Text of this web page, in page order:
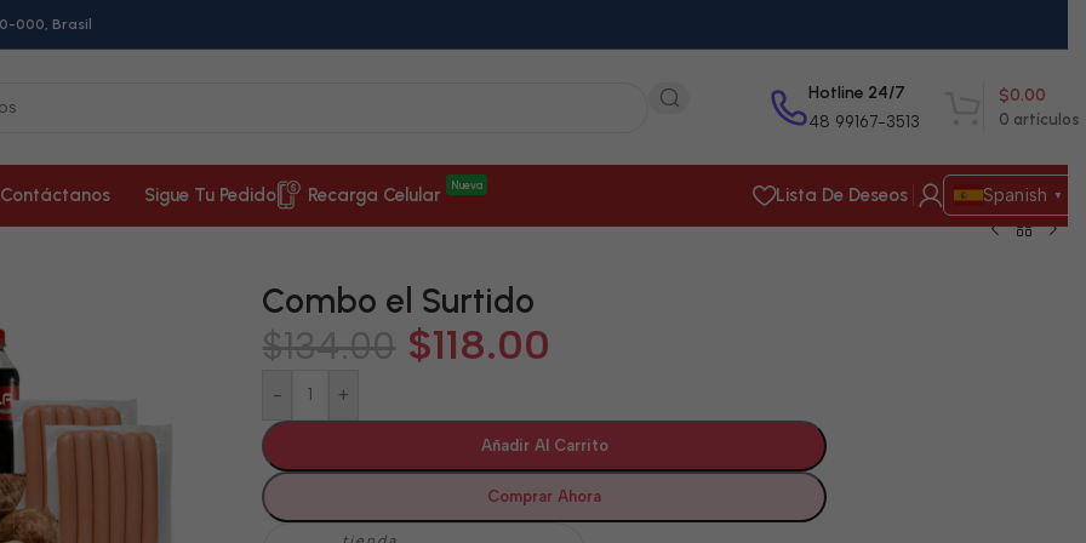
000, Brasil
Hotline 24/7
48 99167-3513 0 artículos
$0.00
Contáctanos Sigue Tu Pedido Recarga Celular Nueva Lista De Deseos Spanish ▼
Combo el Surtido
$134.00 $118.00
- +
Añadir Al Carrito
Comprar Ahora